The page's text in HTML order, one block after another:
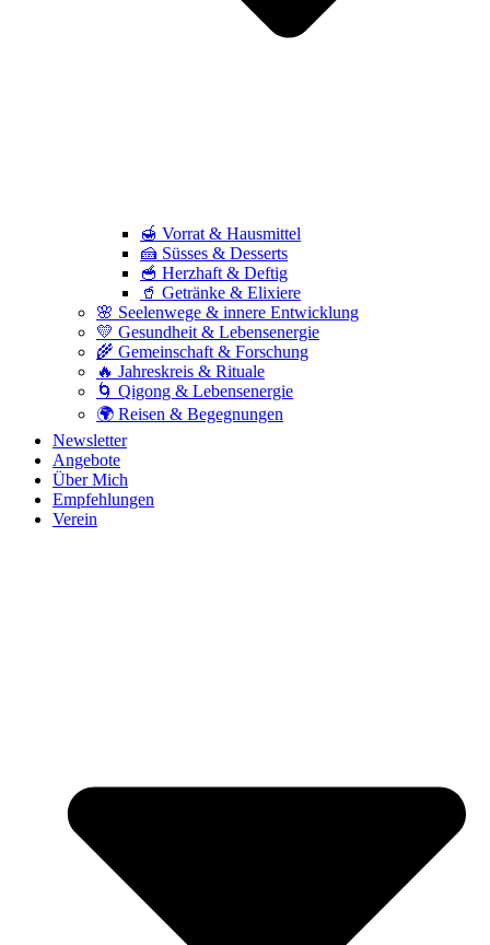
🍯 Vorrat & Hausmittel
🍰 Süsses & Desserts
🥣 Herzhaft & Deftig
🥤 Getränke & Elixiere
🌸 Seelenwege & innere Entwicklung
💛 Gesundheit & Lebensenergie
🌾 Gemeinschaft & Forschung
🔥 Jahreskreis & Rituale
🌀 Qigong & Lebensenergie
🌍 Reisen & Begegnungen
Newsletter
Angebote
Über Mich
Empfehlungen
Verein